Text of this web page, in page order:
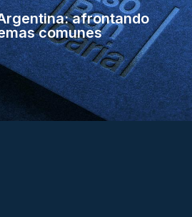
afrontando
comunes